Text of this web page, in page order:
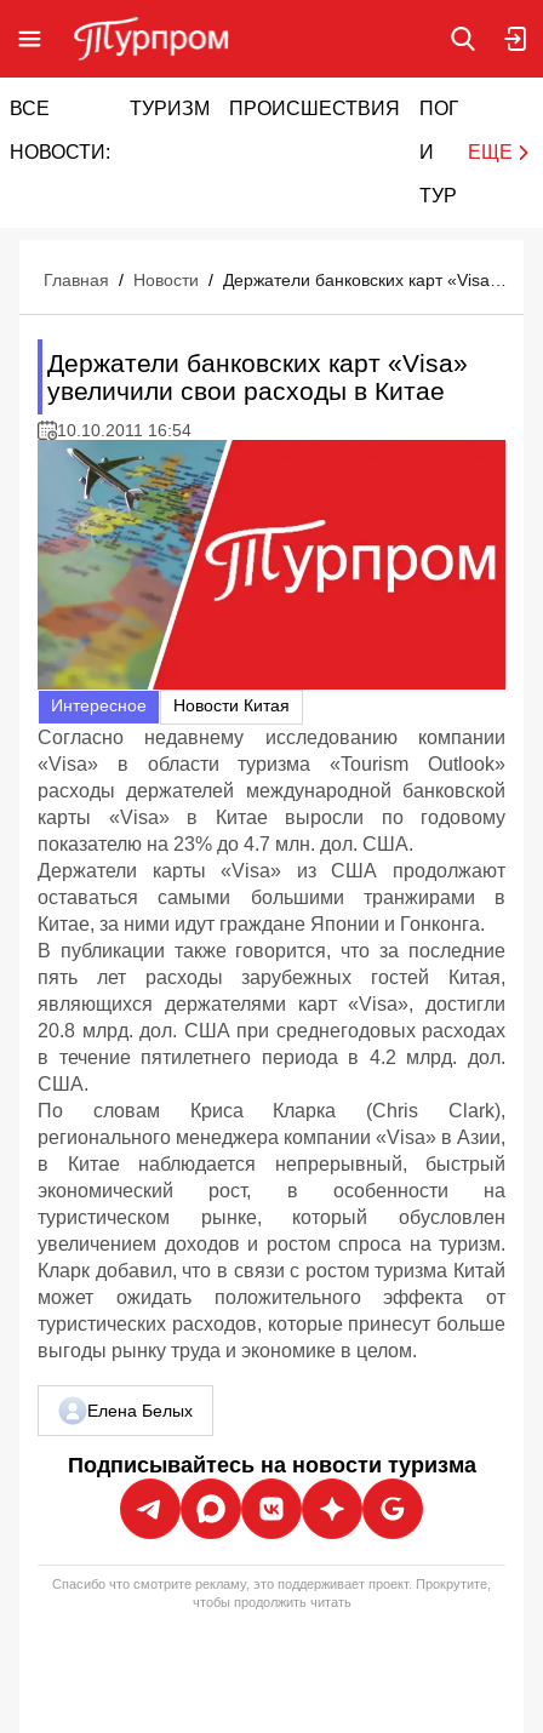
ВСЕ
НОВОСТИ:
ТУРИЗМ ПРОИСШЕСТВИЯ ПОГОДА
И
ТУРИЗМ
ЕЩЕ
Главная / Новости /
Держатели банковских карт «Visa»
увеличили свои расходы в Китае
10.10.2011 16:54
Интересное Новости Китая
Cогласно недавнему исследованию компании
«Visa» в области туризма «Tourism Outlook»
расходы держателей международной банковской
карты «Visa» в Китае выросли по годовому
показателю на 23% до 4.7 млн. дол. США.
Держатели карты «Visa» из США продолжают
оставаться самыми большими транжирами в
Китае, за ними идут граждане Японии и Гонконга.
В публикации также говорится, что за последние
пять лет расходы зарубежных гостей Китая,
являющихся держателями карт «Visa», достигли
20.8 млрд. дол. США при среднегодовых расходах
в течение пятилетнего периода в 4.2 млрд. дол.
США.
По словам Криса Кларка (Chris Clark),
регионального менеджера компании «Visa» в Азии,
в Китае наблюдается непрерывный, быстрый
экономический рост, в особенности на
туристическом рынке, который обусловлен
увеличением доходов и ростом спроса на туризм.
Кларк добавил, что в связи с ростом туризма Китай
может ожидать положительного эффекта от
туристических расходов, которые принесут больше
выгоды рынку труда и экономике в целом.
Елена Белых
Подписывайтесь на новости туризма
Спасибо что смотрите рекламу, это поддерживает проект. Прокрутите,
чтобы продолжить читать